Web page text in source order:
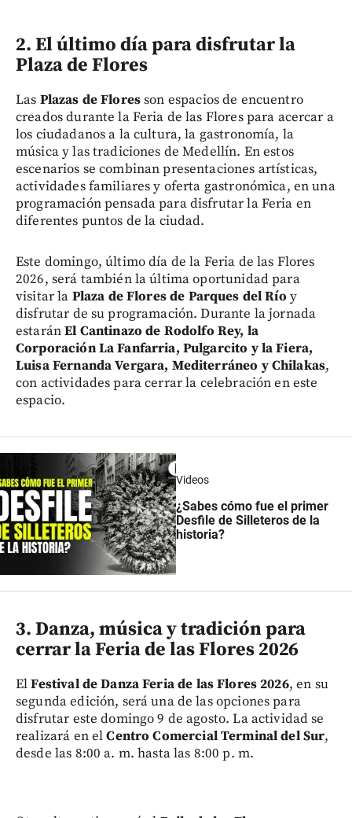
2. El último día para disfrutar la
Plaza de Flores
Las Plazas de Floresson espacios de encuentro
creados durante la Feria de las Flores para acercar a
los ciudadanos a la cultura, la gastronomía, la
música y las tradiciones de Medellín. En estos
escenarios se combinan presentaciones artísticas,
actividades familiares y oferta gastronómica, en una
programación pensada para disfrutar la Feria en
diferentes puntos de la ciudad.
Este domingo, último día de la Feria de las Flores
2026, será también la última oportunidad para
visitar la Plaza de Flores de Parques del Río y
disfrutar de su programación. Durante la jornada
estaránEl Cantinazo de Rodolfo Rey, la
Corporación La Fanfarria, Pulgarcito y la Fiera,
Luisa Fernanda Vergara, Mediterráneo y Chilakas,
con actividades para cerrar la celebración en este
espacio.
Videos
¿Sabes cómo fue el primer
Desfile de Silleteros de la
historia?
3. Danza, música y tradición para
cerrar la Feria de las Flores 2026
ElFestival de Danza Feria de las Flores 2026, en su
segunda edición, será una de las opciones para
disfrutar este domingo 9 de agosto. La actividad se
realizará en elCentro Comercial Terminal del Sur,
desde las 8:00 a. m. hasta las 8:00 p. m.